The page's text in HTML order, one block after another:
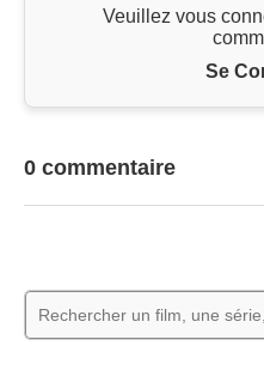
Veuillez vous
Se
0 commentaire